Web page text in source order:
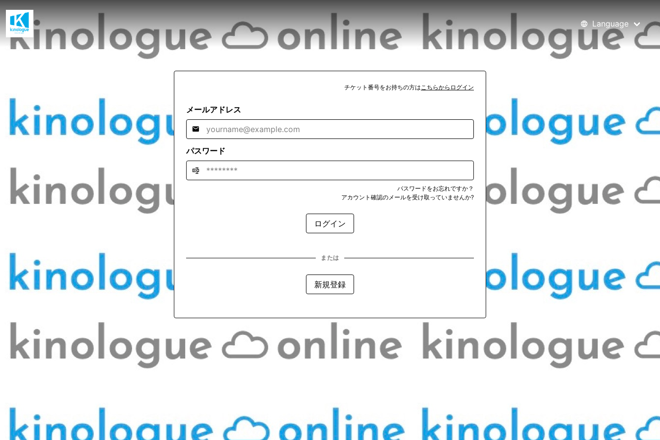
Language
チケット番号をお持ちの方はこちらからログイン
メールアドレス
パスワード
パスワードをお忘れですか？
アカウント確認のメールを受け取っていませんか?
または
新規登録